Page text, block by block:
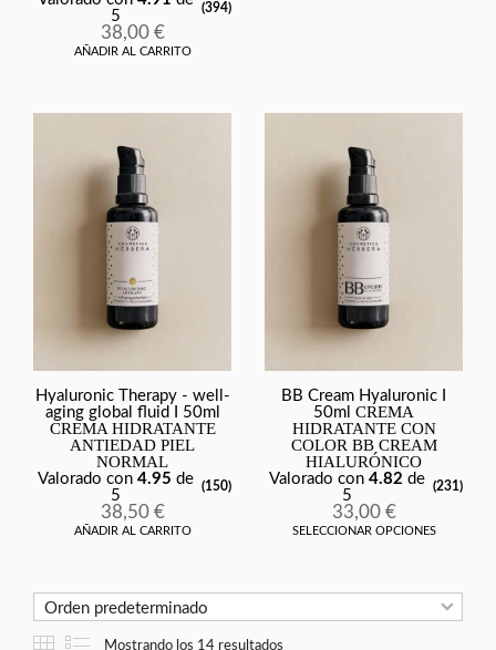
5
(394)
38,00 €
AÑADIR AL CARRITO
Hyaluronic Therapy - well-
aging global fluid I 50ml
CREMA HIDRATANTE
ANTIEDAD PIEL
NORMAL
Valorado con 4.95 de
5
(150)
38,50 €
AÑADIR AL CARRITO
BB Cream Hyaluronic I
50ml CREMA
HIDRATANTE CON
COLOR BB CREAM
HIALURÓNICO
Valorado con 4.82 de
5
(231)
33,00 €
SELECCIONAR OPCIONES
Mostrando los 14 resultados